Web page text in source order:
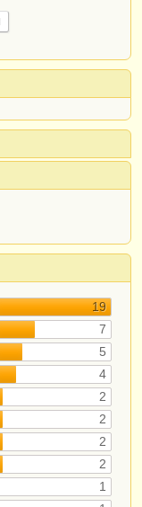
19
7
5
4
2
2
2
2
1